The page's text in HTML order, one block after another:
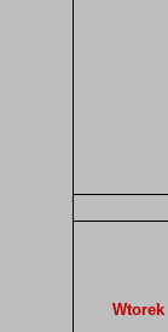
Wtorek